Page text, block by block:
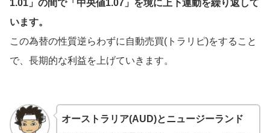
1.01」の間で「中央値1.07」を境に上下運動を繰り返して
います。
この為替の性質逆らわずに自動売買(トラリピ)をすること
で、長期的な利益を上げていきます。
オーストラリア(AUD)とニュージーランド